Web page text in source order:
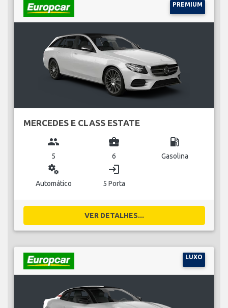
PREMIUM
MERCEDES E CLASS ESTATE
group
5
business_center
6
local_gas_station
Gasolina
miscellaneous_services
Automático
login
5 Porta
VER DETALHES...
LUXO